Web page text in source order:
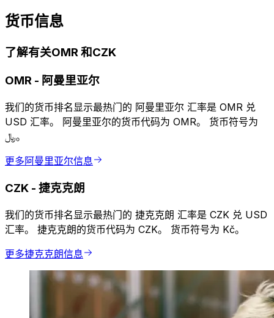
货币信息
了解有关OMR 和CZK
OMR - 阿曼里亚尔
我们的货币排名显示最热门的 阿曼里亚尔 汇率是 OMR 兑
USD 汇率。 阿曼里亚尔的货币代码为 OMR。 货币符号为
﷼。
更多阿曼里亚尔信息
CZK - 捷克克朗
我们的货币排名显示最热门的 捷克克朗 汇率是 CZK 兑 USD
汇率。 捷克克朗的货币代码为 CZK。 货币符号为 Kč。
更多捷克克朗信息